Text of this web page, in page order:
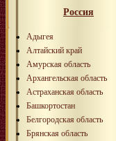
Россия
Адыгея
Алтайский край
Амурская область
Архангельская область
Астраханская область
Башкортостан
Белгородская область
Брянская область